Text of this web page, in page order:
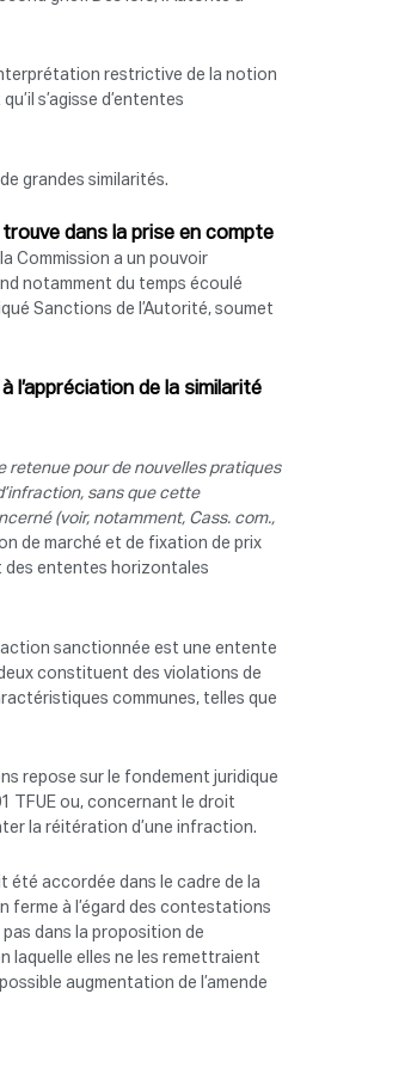
restrictive de la notion
s’agisse d’ententes
grandes similarités.
dans la prise en compte
Commission a un pouvoir
notamment du temps écoulé
Sanctions de l’Autorité, soumet
l’appréciation de la similarité
retenue pour de nouvelles pratiques
sans que cette
(voir, notamment, Cass. com.,
de marché et de fixation de prix
des ententes horizontales
sanctionnée est une entente
constituent des violations de
communes, telles que
repose sur le fondement juridique
TFUE ou, concernant le droit
la réitération d’une infraction.
été accordée dans le cadre de la
ferme à l’égard des contestations
dans la proposition de
laquelle elles ne les remettraient
augmentation de l’amende